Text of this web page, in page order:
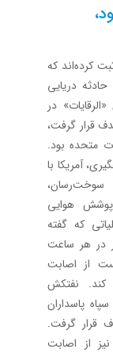
کرده‌اند که
دریایی
در
قرار گرفت،
متحده بود.
آمریکا با
سوخت‌رسان،
پوشش هوایی
که گفته
در هر ساعت
از اصابت
کند. نفتکش
پاسداران
قرار گرفت.
از اصابت